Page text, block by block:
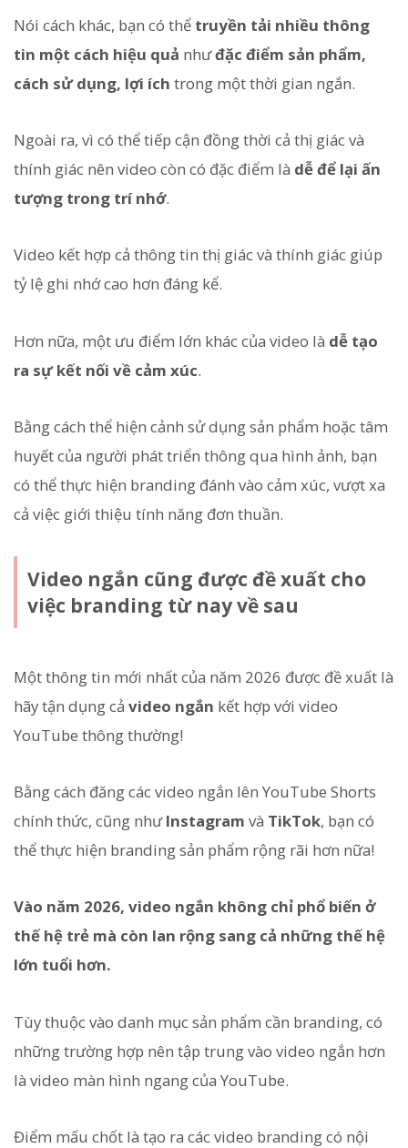
Nói cách khác, bạn có thể truyền tải nhiều thông
tin một cách hiệu quả nhưđặc điểm sản phẩm,
cách sử dụng, lợi ích trong một thời gian ngắn.
Ngoài ra, vì có thể tiếp cận đồng thời cả thị giác và
thính giác nên video còn có đặc điểm là dễ để lại ấn
tượng trong trí nhớ.
Video kết hợp cả thông tin thị giác và thính giác giúp
tỷ lệ ghi nhớ cao hơn đáng kể.
Hơn nữa, một ưu điểm lớn khác của video là dễ tạo
ra sự kết nối về cảm xúc.
Bằng cách thể hiện cảnh sử dụng sản phẩm hoặc tâm
huyết của người phát triển thông qua hình ảnh, bạn
có thể thực hiện branding đánh vào cảm xúc, vượt xa
cả việc giới thiệu tính năng đơn thuần.
Video ngắn cũng được đề xuất cho
việc branding từ nay về sau
Một thông tin mới nhất của năm 2026 được đề xuất là
hãy tận dụng cả video ngắn kết hợp với video
YouTube thông thường!
Bằng cách đăng các video ngắn lên YouTube Shorts
chính thức, cũng nhưInstagram và TikTok, bạn có
thể thực hiện branding sản phẩm rộng rãi hơn nữa!
Vào năm 2026, video ngắn không chỉ phổ biến ở
thế hệ trẻ mà còn lan rộng sang cả những thế hệ
lớn tuổi hơn.
Tùy thuộc vào danh mục sản phẩm cần branding, có
những trường hợp nên tập trung vào video ngắn hơn
là video màn hình ngang của YouTube.
Điểm mấu chốt là tạo ra các video branding có nội